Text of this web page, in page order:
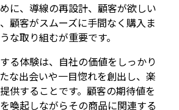
に、導線の再設計、顧客が欲しい
顧客がスムーズに手間なく購入ま
な取り組むが重要です。
る体験は、自社の価値をしっかり
な出会いや一目惚れを創出し、楽
供することです。顧客の期待値を
喚起しながらその商品に関連する